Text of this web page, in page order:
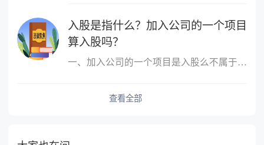
入股是指什么？加入公司的一个项目
算入股吗？
一、加入公司的一个项目是入股么不属于，入股是指公司成立后，原始
查看全部